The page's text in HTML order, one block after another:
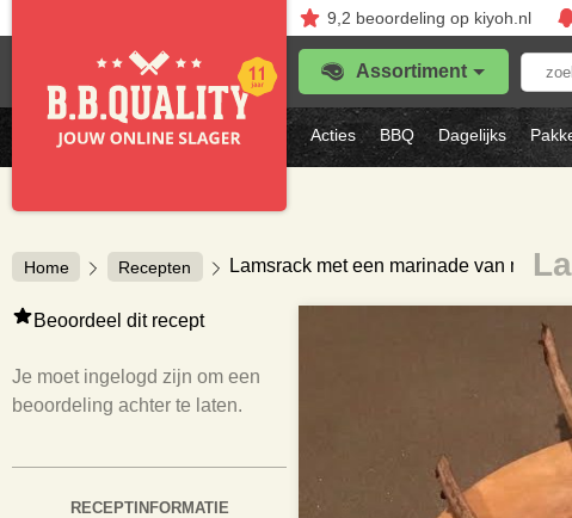
9,2 beoordelingop kiyoh.nl
Assortiment
Zoek
je
stuk
Acties BBQ Dagelijks
Home Recepten Lamsrack met een marinade van munt
Beoordeel dit recept
Je moet ingelogd zijn om een
beoordeling achter te laten.
RECEPTINFORMATIE